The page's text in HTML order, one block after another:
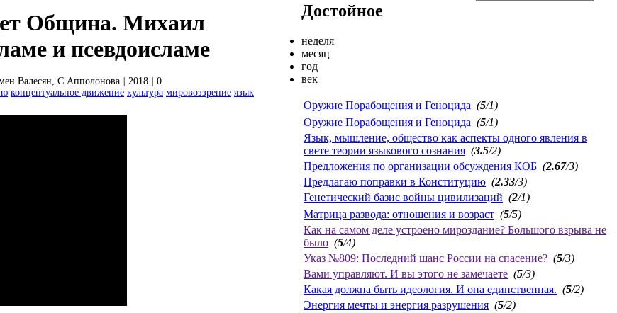
Община. Михаил
и псевдоисламе
Валесян, С.Апполонова 2018
0
концептуальное движение культура мировоззрение язык
Достойное
неделя
месяц
год
век
Оружие Порабощения и Геноцида (5/1)
Оружие Порабощения и Геноцида (5/1)
Язык, мышление, общество как аспекты одного явления в
свете теории языкового сознания (3.5/2)
Предложения по организации обсуждения КОБ (2.67/3)
Предлагаю поправки в Конституцию (2.33/3)
Генетический базис войны цивилизаций (2/1)
Матрица развода: отношения и возраст (5/5)
Как на самом деле устроено мироздание? Большого взрыва не
было (5/4)
Указ №809: Последний шанс России на спасение? (5/3)
Вами управляют. И вы этого не замечаете (5/3)
Какая должна быть идеология. И она единственная. (5/2)
Энергия мечты и энергия разрушения (5/2)